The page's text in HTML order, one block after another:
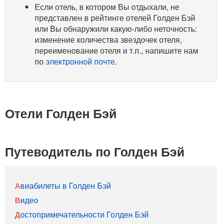
Если отель, в котором Вы отдыхали, не
представлен в рейтинге отелей Голден Бэй
или Вы обнаружили какую-либо неточность:
изменение количества звездочек отеля,
переименование отеля и т.п., напишите нам
поэлектронной почте.
Отели Голден Бэй
Путеводитель по Голден Бэй
Авиабилеты в Голден Бэй
Видео
Достопримечательности Голден Бэй